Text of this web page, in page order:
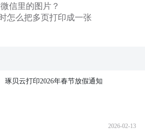
信里的图片？
怎么把多页打印成一张
琢贝云打印2026年春节放假通知
2026-02-13